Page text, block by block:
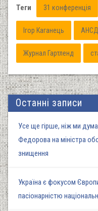
Теги 31 конференція
Ігор Каганець
Журнал Гартленд
Останні записи
Усе ще гірше, ніж ми
Федорова на міністра
знищення
Україна є фокусом
пасіонарністю